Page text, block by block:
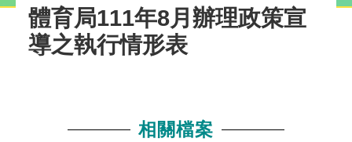
體育局111年8月辦理政策宣
導之執行情形表
相關檔案